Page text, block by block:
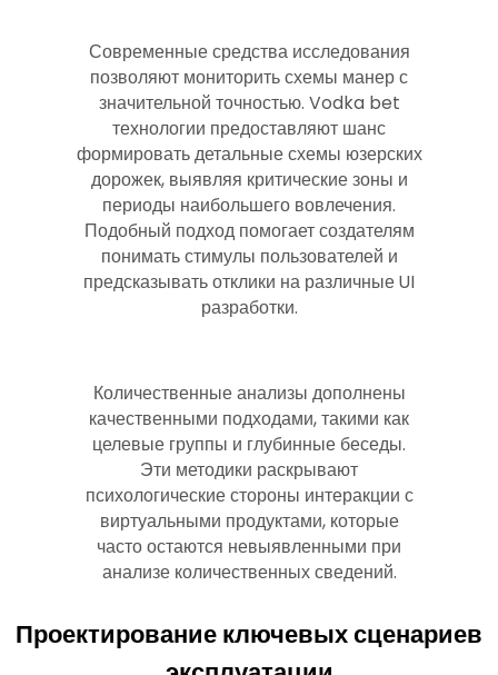
Современные средства исследования
позволяют мониторить схемы манер с
значительной точностью. Vodka bet
технологии предоставляют шанс
формировать детальные схемы юзерских
дорожек, выявляя критические зоны и
периоды наибольшего вовлечения.
Подобный подход помогает создателям
понимать стимулы пользователей и
предсказывать отклики на различные UI
разработки.
Количественные анализы дополнены
качественными подходами, такими как
целевые группы и глубинные беседы.
Эти методики раскрывают
психологические стороны интеракции с
виртуальными продуктами, которые
часто остаются невыявленными при
анализе количественных сведений.
Проектирование ключевых сценариев